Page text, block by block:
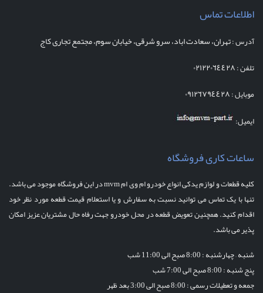
اطلاعات تماس
آدرس :تهران، سعادت اباد، سرو شرقی، خیابان سوم، مجتمع تجاری کاج
تلفن :٠٢١٢٢٠٦٤٤٢٨
موبایل :٠٩١٢٦٧٩٤٤٢٨
ایمیل:
ساعات کاری فروشگاه
کلیه قطعات و لوازم یدکی انواع خودرو ام وی ام mvm در این فروشگاه موجود می باشد.
تنها با یک تماس می توانید نسبت به سفارش و یا استعلام قیمت قطعه مورد نظر خود
اقدام کنید. همچنین تعویض قطعه در محل خودرو جهت رفاه حال مشتریان عزیز امکان
پذیر می باشد.
شنبه – چهارشنبه :
پنج شنبه :
جمعه و تعطیلات رسمی : 8:00 صبح الی 3:00 بعد ظهر